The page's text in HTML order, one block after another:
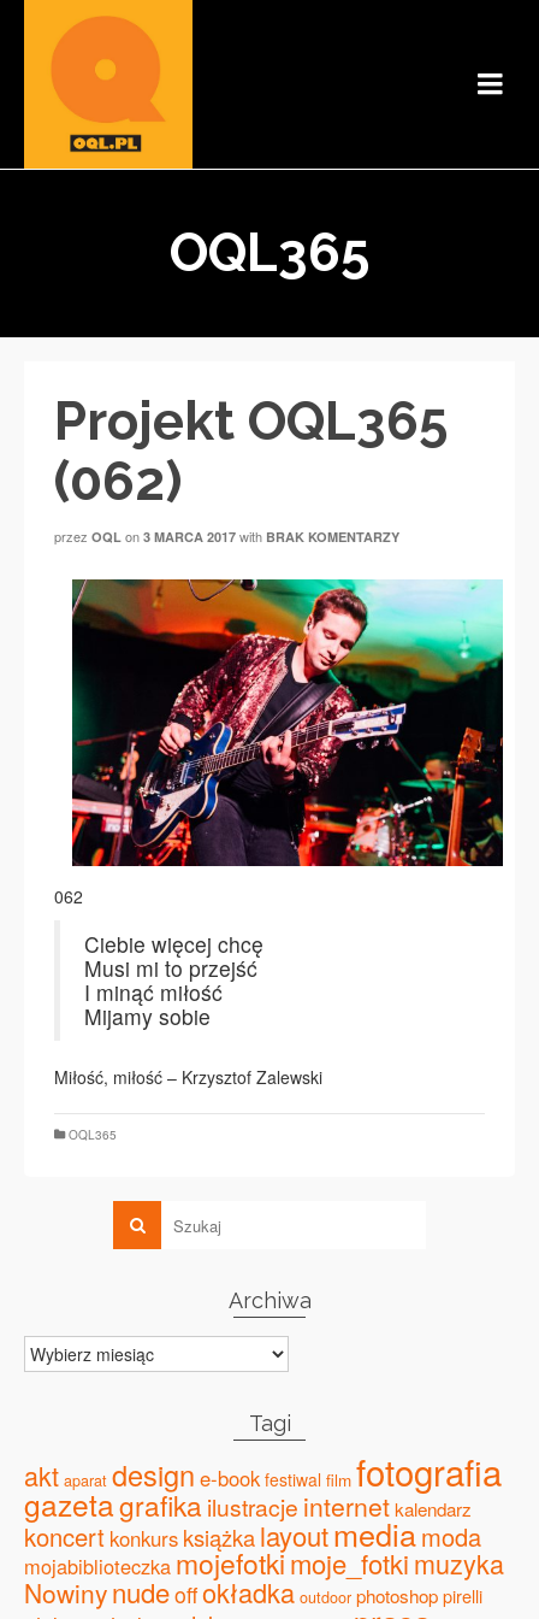
OQL365
Projekt OQL365
(062)
przez OQL on 3 MARCA 2017 with BRAK KOMENTARZY
062
Ciebie więcej chcę
Musi mi to przejść
I minąć miłość
Mijamy sobie
Miłość, miłość – Krzysztof Zalewski
OQL365
Archiwa
Archiwa
Tagi
akt aparat design e-book festiwal film fotografia
gazetagrafikailustracje internetkalendarz
koncert konkurs książkalayoutmediamoda
mojabiblioteczka mojefotkimoje_fotkimuzyka
Nowinynudeoffokładka outdoor photoshoppirelli